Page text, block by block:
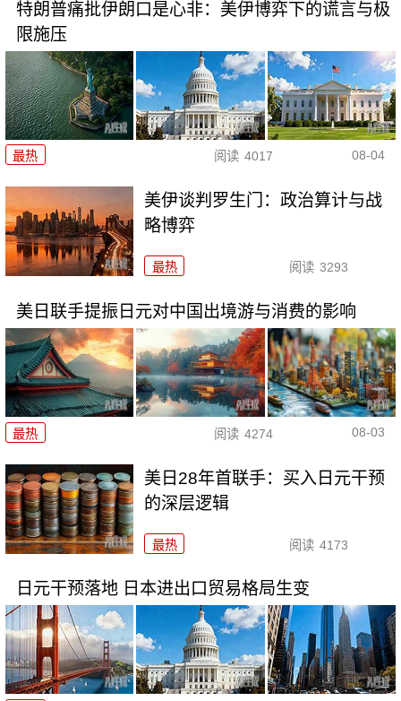
特朗普痛批伊朗口是心非：美伊博弈下的谎言与极
限施压
最热 阅读 4017 08-04
美伊谈判罗生门：政治算计与战
略博弈
最热 阅读 3293
美日联手提振日元对中国出境游与消费的影响
最热 阅读 4274 08-03
美日28年首联手：买入日元干预
的深层逻辑
最热 阅读 4173
日元干预落地 日本进出口贸易格局生变